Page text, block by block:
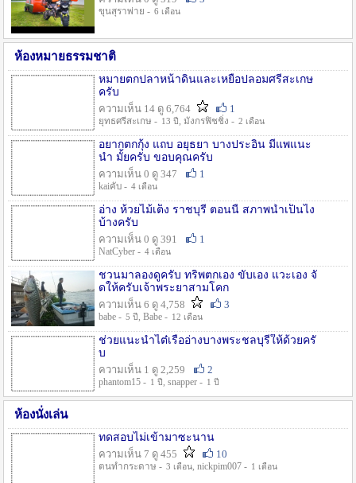
ขุนสุราพ่าย - 6 เดือน
ห้องหมายธรรมชาติ
หมายตกปลาหน้าดินและเหยื่อปลอมศรีสะเกษ
ครับ
ความเห็น 14 ดู 6,764
1
ยุทธศรีสะเกษ - 13 ปี , มังกรฟิชชิ่ง - 2 เดือน
อยากตกกุ้ง แถบ อยุธยา บางประอิน มีแพแนะ
นำ มั้ยครับ ขอบคุณครับ
ความเห็น 0 ดู 347
1
kaiคับ - 4 เดือน
อ่าง ห้วยไม้เต็ง ราชบุรี ตอนนี้ สภาพน้ำเป็นไง
บ้างครับ
ความเห็น 0 ดู 391
1
NatCyber - 4 เดือน
ชวนมาลองดูครับ ทริพตกเอง ขับเอง แวะเอง จั
ดให้ครับเจ้าพระยาสามโคก
ความเห็น 6 ดู 4,758
3
babe - 5 ปี , Babe - 12 เดือน
ช่วยแนะนำไต๋เรืออ่างบางพระชลบุรีให้ด้วยครั
บ
ความเห็น 1 ดู 2,259
2
phantom15 - 1 ปี , snapper - 1 ปี
ห้องนั่งเล่น
ทดสอบไม่เข้ามาซะนาน
ความเห็น 7 ดู 455
10
ตนทำกระดาษ - 3 เดือน, nickpim007 - 1 เดือน